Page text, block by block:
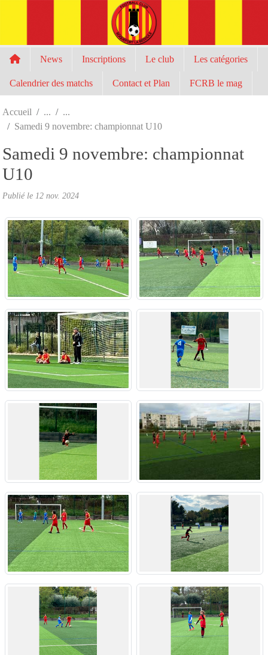
News Inscriptions Le club Les catégories
Calendrier des matchs Contact et Plan FCRB le mag
Accueil
Samedi 9 novembre: championnat U10
Samedi 9 novembre: championnat
U10
Publié le 12 nov. 2024
Panneau de gestion des cookies